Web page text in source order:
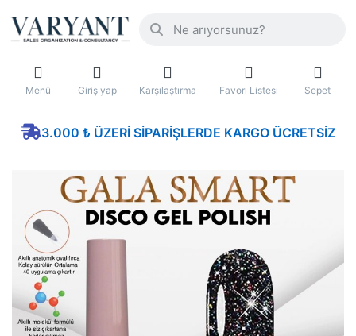
Menü Giriş yap Karşılaştırma Favori Listesi Sepet
3.000 ₺ ÜZERI SIPARIŞLERDE KARGO ÜCRETSIZ